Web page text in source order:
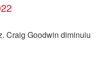
Craig Goodwin diminuiu